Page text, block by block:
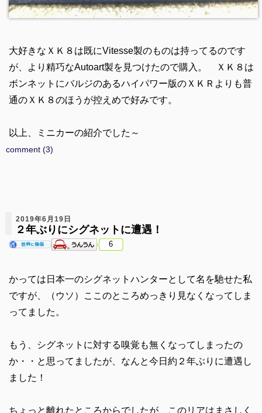
大好きなＸＫ８は既にVitesse製のものは持ってるのです
が、より精巧なAutoart製を見つけたので購入。 ＸＫ８は
ボンネットにバルジのあるハイパワー版のＸＫＲよりも普
通のＸＫ８のほうが控えめで好みです。
以上、ミニカーの紹介でした～
comment (3)
2019年6月19日
２年ぶりにシグネットに遭遇！
6
かっては日本一のシグネットハンターとして名を馳せた私
ですが、（ウソ）ここのところめっきり見なくなってしま
ってました。
もう、シグネットに対する嗅覚も無くなってしまったの
か・・と思ってましたが、なんと今日約２年ぶりに遭遇し
ました！
ちょっと離れたところからでしたが、このリアはまさしく